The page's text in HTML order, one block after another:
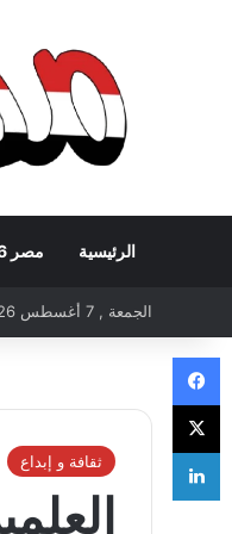
الرئيسية مصر 30/6
الجمعة , 7 أغسطس 2026
ثقافة و إبداع
Facebook
X
LinkedIn